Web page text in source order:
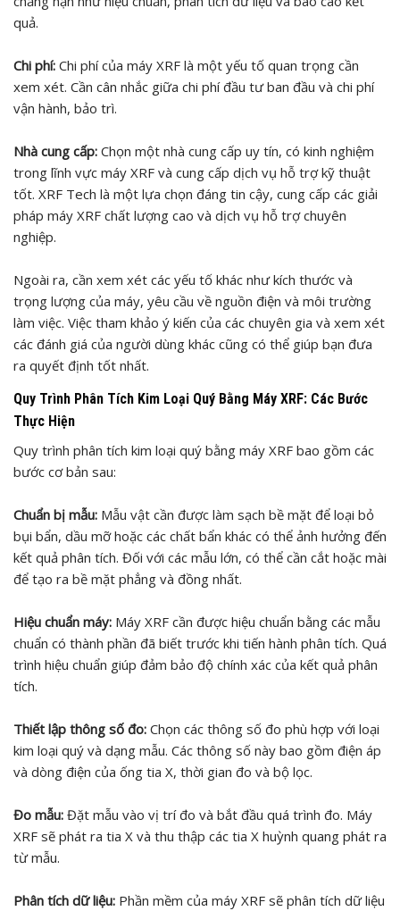
quả.
Chi phí: Chi phí của máy XRF là một yếu tố quan trọng cần
xem xét. Cần cân nhắc giữa chi phí đầu tư ban đầu và chi phí
vận hành, bảo trì.
Nhà cung cấp: Chọn một nhà cung cấp uy tín, có kinh nghiệm
trong lĩnh vực máy XRF và cung cấp dịch vụ hỗ trợ kỹ thuật
tốt. XRF Tech là một lựa chọn đáng tin cậy, cung cấp các giải
pháp máy XRF chất lượng cao và dịch vụ hỗ trợ chuyên
nghiệp.
Ngoài ra, cần xem xét các yếu tố khác như kích thước và
trọng lượng của máy, yêu cầu về nguồn điện và môi trường
làm việc. Việc tham khảo ý kiến của các chuyên gia và xem xét
các đánh giá của người dùng khác cũng có thể giúp bạn đưa
ra quyết định tốt nhất.
Quy Trình Phân Tích Kim Loại Quý Bằng Máy XRF: Các Bước
Thực Hiện
Quy trình phân tích kim loại quý bằng máy XRF bao gồm các
bước cơ bản sau:
Chuẩn bị mẫu: Mẫu vật cần được làm sạch bề mặt để loại bỏ
bụi bẩn, dầu mỡ hoặc các chất bẩn khác có thể ảnh hưởng đến
kết quả phân tích. Đối với các mẫu lớn, có thể cần cắt hoặc mài
để tạo ra bề mặt phẳng và đồng nhất.
Hiệu chuẩn máy: Máy XRF cần được hiệu chuẩn bằng các mẫu
chuẩn có thành phần đã biết trước khi tiến hành phân tích. Quá
trình hiệu chuẩn giúp đảm bảo độ chính xác của kết quả phân
tích.
Thiết lập thông số đo: Chọn các thông số đo phù hợp với loại
kim loại quý và dạng mẫu. Các thông số này bao gồm điện áp
và dòng điện của ống tia X, thời gian đo và bộ lọc.
Đo mẫu: Đặt mẫu vào vị trí đo và bắt đầu quá trình đo. Máy
XRF sẽ phát ra tia X và thu thập các tia X huỳnh quang phát ra
từ mẫu.
Phân tích dữ liệu: Phần mềm của máy XRF sẽ phân tích dữ liệu